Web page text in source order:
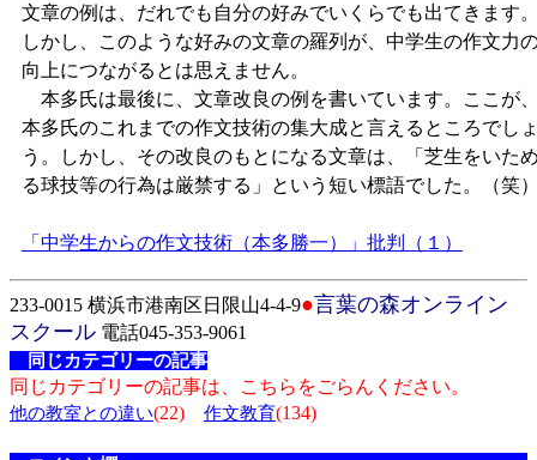
文章の例は、だれでも自分の好みでいくらでも出てきます
しかし、このような好みの文章の羅列が、中学生の作文力
向上につながるとは思えません。
本多氏は最後に、文章改良の例を書いています。ここが
本多氏のこれまでの作文技術の集大成と言えるところでし
う。しかし、その改良のもとになる文章は、「芝生をいた
る球技等の行為は厳禁する」という短い標語でした。（笑
「中学生からの作文技術（本多勝一）」批判（１）
233-0015 横浜市港南区日限山4-4-9●言葉の森オンライン
スクール 電話045-353-9061
同じカテゴリーの記事
同じカテゴリーの記事は、こちらをごらんください。
他の教室との違い(22) 作文教育(134)